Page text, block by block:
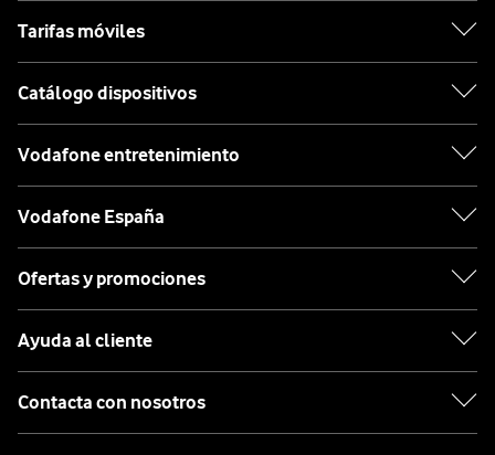
Tarifas móviles
Catálogo dispositivos
Vodafone entretenimiento
Vodafone España
Ofertas y promociones
Ayuda al cliente
Contacta con nosotros